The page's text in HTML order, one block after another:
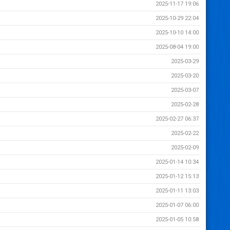
2025-11-17 19:06
2025-10-29 22:04
2025-10-10 14:00
2025-08-04 19:00
2025-03-29
2025-03-20
2025-03-07
2025-02-28
2025-02-27 06:37
2025-02-22
2025-02-09
2025-01-14 10:34
2025-01-12 15:13
2025-01-11 13:03
2025-01-07 06:00
2025-01-05 10:58